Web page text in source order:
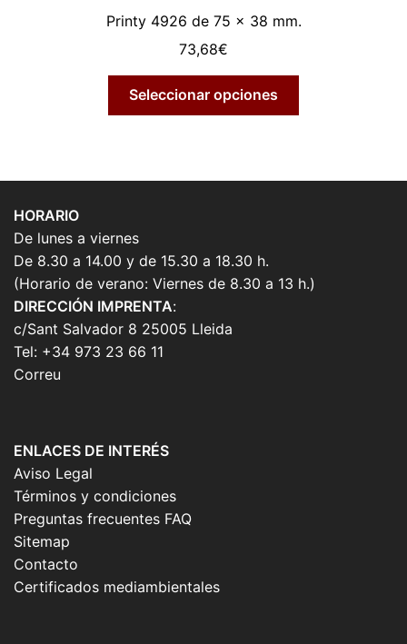
Printy 4926 de 75 x 38 mm.
73,68€
Seleccionar opciones
HORARIO
De lunes a viernes
De 8.30 a 14.00 y de 15.30 a 18.30 h.
(Horario de verano: Viernes de 8.30 a 13 h.)
DIRECCIÓN IMPRENTA:
c/Sant Salvador 8 25005 Lleida
Tel: +34 973 23 66 11
Correu
ENLACES DE INTERÉS
Aviso Legal
Términos y condiciones
Preguntas frecuentes FAQ
Sitemap
Contacto
Certificados mediambientales